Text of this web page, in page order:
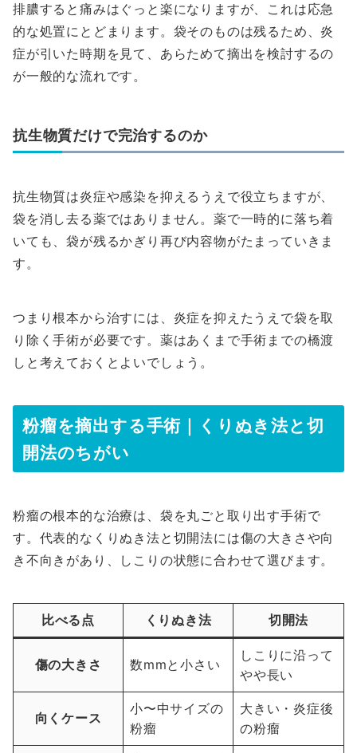
排膿すると痛みはぐっと楽になりますが、これは応急
的な処置にとどまります。袋そのものは残るため、炎
症が引いた時期を見て、あらためて摘出を検討するの
が一般的な流れです。
抗生物質だけで完治するのか
抗生物質は炎症や感染を抑えるうえで役立ちますが、
袋を消し去る薬ではありません。薬で一時的に落ち着
いても、袋が残るかぎり再び内容物がたまっていきま
す。
つまり根本から治すには、炎症を抑えたうえで袋を取
り除く手術が必要です。薬はあくまで手術までの橋渡
しと考えておくとよいでしょう。
粉瘤を摘出する手術｜くりぬき法と切
開法のちがい
粉瘤の根本的な治療は、袋を丸ごと取り出す手術で
す。代表的なくりぬき法と切開法には傷の大きさや向
き不向きがあり、しこりの状態に合わせて選びます。
比べる点 くりぬき法 切開法
傷の大きさ 数mmと小さい
しこりに沿って
やや長い
向くケース
小〜中サイズの
粉瘤
大きい・炎症後
の粉瘤